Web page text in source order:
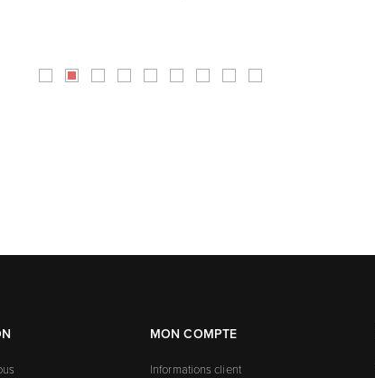
MON COMPTE
Informations client